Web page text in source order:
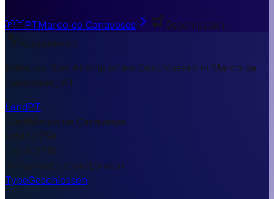
🇵🇹PTMarco de Canaveses
Geschlossen
Kurzantwort
Entre-os-Rios Airstrip ist ein Geschlossen in Marco de
Canaveses, PT.
LandPT
StadtMarco de Canaveses
Lat41.0759
Lng-8.2715
TimezoneEurope/London
TypeGeschlossen